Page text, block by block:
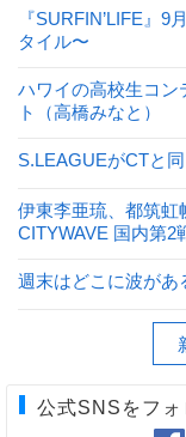
『SURFIN’LIFE』
タイル〜
ハワイの高校生コン
ト（高橋みなと）
S.LEAGUEがCTと
伊東李亜琉、都筑虹
CITYWAVE 国内第2
週末はどこに波があ
公式SNSをフォ